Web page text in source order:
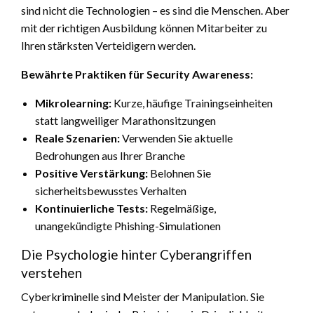
sind nicht die Technologien – es sind die Menschen. Aber
mit der richtigen Ausbildung können Mitarbeiter zu
Ihren stärksten Verteidigern werden.
Bewährte Praktiken für Security Awareness:
Mikrolearning: Kurze, häufige Trainingseinheiten
statt langweiliger Marathonsitzungen
Reale Szenarien:Verwenden Sie aktuelle
Bedrohungen aus Ihrer Branche
Positive Verstärkung: Belohnen Sie
sicherheitsbewusstes Verhalten
Kontinuierliche Tests: Regelmäßige,
unangekündigte Phishing-Simulationen
Die Psychologie hinter Cyberangriffen
verstehen
Cyberkriminelle sind Meister der Manipulation. Sie